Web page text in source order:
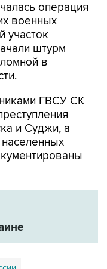
операция
военных
участок
штурм
в
ГВСУ СК
и Суджи, а